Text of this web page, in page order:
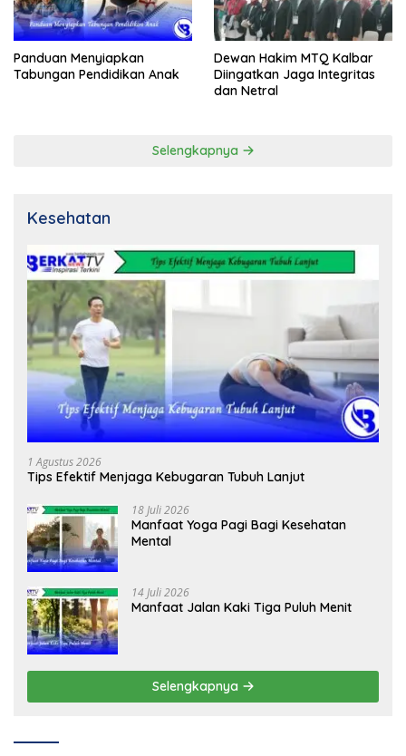
Panduan Menyiapkan
Tabungan Pendidikan Anak
Dewan Hakim MTQ Kalbar
Diingatkan Jaga Integritas
dan Netral
Selengkapnya
Kesehatan
1 Agustus 2026
Tips Efektif Menjaga Kebugaran Tubuh Lanjut
18 Juli 2026
Manfaat Yoga Pagi Bagi Kesehatan
Mental
14 Juli 2026
Manfaat Jalan Kaki Tiga Puluh Menit
Selengkapnya